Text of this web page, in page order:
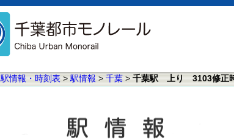
駅情報・時刻表 > 駅情報 > 千葉 > 千葉駅 上り 3103修正